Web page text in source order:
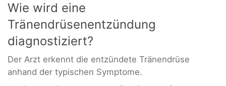
Wie wird eine
Tränendrüsenentzündung
diagnostiziert?
Der Arzt erkennt die entzündete Tränendrüse
anhand der typischen Symptome.